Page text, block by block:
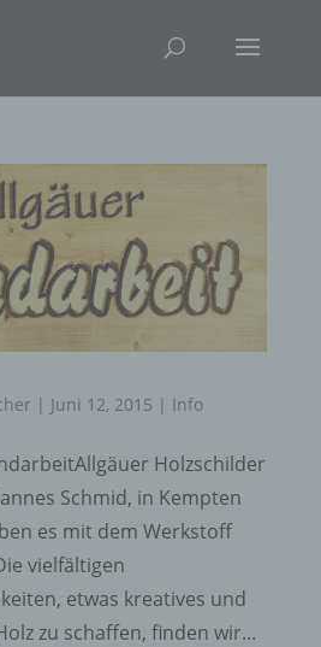
| Juni 12, 2015 | Info
Holzschilder
Schmid, in Kempten
es mit dem Werkstoff
vielfältigen
etwas kreatives und
zu schaffen, finden wir...